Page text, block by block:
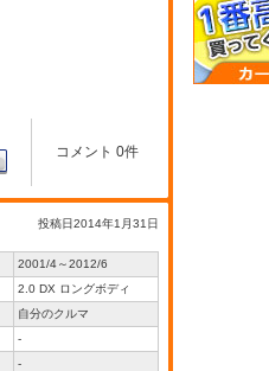
コメント 0件
投稿日2014年1月31日
2001/4～2012/6
2.0 DX ロングボディ
自分のクルマ
-
-